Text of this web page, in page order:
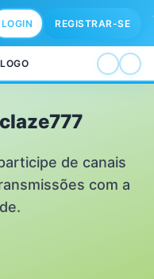
LOGIN REGISTRAR-SE
de canais
com a